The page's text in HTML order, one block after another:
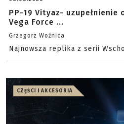
PP-19 Vityaz- uzupełnienie
Vega Force ...
Grzegorz Woźnica
Najnowsza replika z serii
CZĘŚCI I AKCESORIA